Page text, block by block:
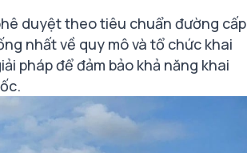
duyệt theo tiêu chuẩn đường cấp
nhất về quy mô và tổ chức khai
pháp để đảm bảo khả năng khai